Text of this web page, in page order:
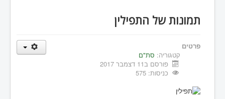
תמונות של התפילין
פרטים
קטגוריה: סת"ם
פורסם ב11 דצמבר 2017
כניסות: 575